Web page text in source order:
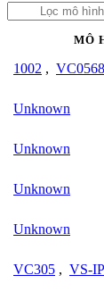
MÔ
1002 , VC0568
Unknown
Unknown
Unknown
Unknown
VC305 , VS-